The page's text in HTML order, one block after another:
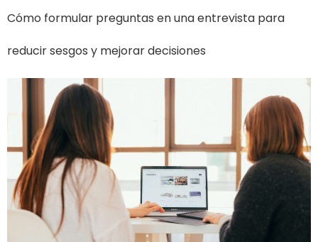
Cómo formular preguntas en una entrevista para
reducir sesgos y mejorar decisiones